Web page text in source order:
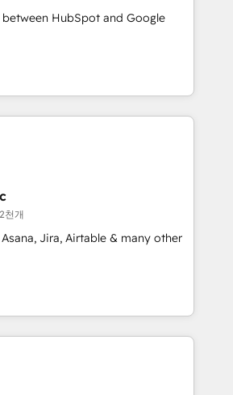
HubSpot and Google
천개
Jira, Airtable & many other